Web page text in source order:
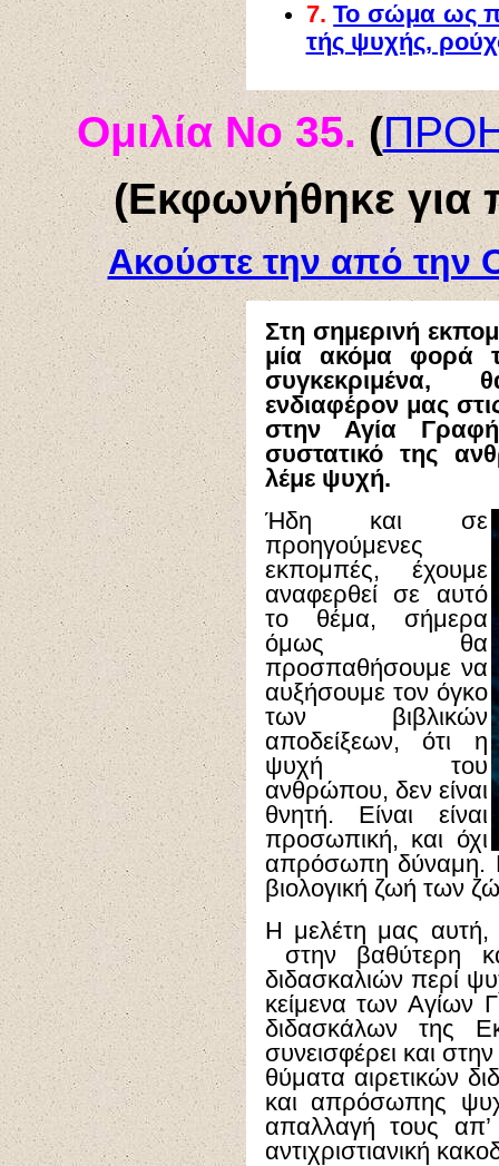
7.Το σώμα ως
τής ψυχής,
Ομιλία Νο 35.(
(Εκφωνήθηκε για
Ακούστε την από την
Στη σημερινή
μία ακόμα φορά
συγκεκριμένα,
ενδιαφέρον μας
στην Αγία
συστατικό της
λέμε ψυχή.
Ήδη και σε
προηγούμενες
εκπομπές, έχουμε
αναφερθεί σε αυτό
το θέμα, σήμερα
όμως θα
προσπαθήσουμε να
αυξήσουμε τον όγκο
των βιβλικών
αποδείξεων, ότι η
ψυχή του
ανθρώπου, δεν είναι
θνητή. Είναι είναι
προσωπική, και όχι
απρόσωπη δύναμη.
βιολογική ζωή των
Η μελέτη μας αυτή,
στην βαθύτερη
διδασκαλιών περί
κείμενα των Αγίων
διδασκάλων της
συνεισφέρει και
θύματα αιρετικών
και απρόσωπης
απαλλαγή τους απ’
αντιχριστιανική